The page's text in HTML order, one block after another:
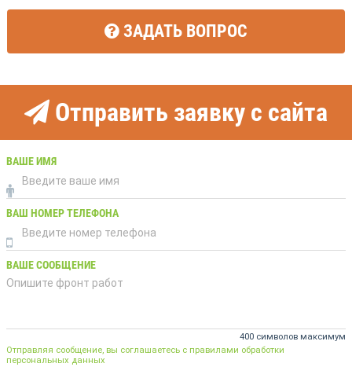
ЗАДАТЬ ВОПРОС
Отправить заявку с сайта
ВАШЕ ИМЯ
ВАШ НОМЕР ТЕЛЕФОНА
ВАШЕ СООБЩЕНИЕ
400 символов максимум
Отправляя сообщение, вы соглашаетесь с правилами обработки
персональных данных